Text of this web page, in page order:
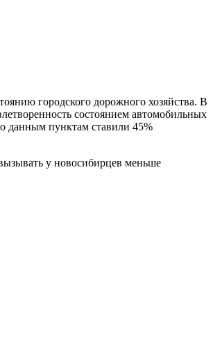
городского дорожного хозяйства. В
состоянием автомобильных
данным пунктам ставили 45%
у новосибирцев меньше